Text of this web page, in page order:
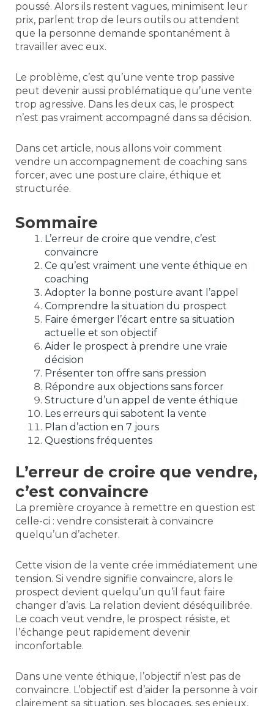
poussé. Alors ils restent vagues, minimisent leur
prix, parlent trop de leurs outils ou attendent
que la personne demande spontanément à
travailler avec eux.
Le problème, c’est qu’une vente trop passive
peut devenir aussi problématique qu’une vente
trop agressive. Dans les deux cas, le prospect
n’est pas vraiment accompagné dans sa décision.
Dans cet article, nous allons voir comment
vendre un accompagnement de coaching sans
forcer, avec une posture claire, éthique et
structurée.
Sommaire
L’erreur de croire que vendre, c’est
convaincre
Ce qu’est vraiment une vente éthique en
coaching
Adopter la bonne posture avant l’appel
Comprendre la situation du prospect
Faire émerger l’écart entre sa situation
actuelle et son objectif
Aider le prospect à prendre une vraie
décision
Présenter ton offre sans pression
Répondre aux objections sans forcer
Structure d’un appel de vente éthique
Les erreurs qui sabotent la vente
Plan d’action en 7 jours
Questions fréquentes
L’erreur de croire que vendre,
c’est convaincre
La première croyance à remettre en question est
celle-ci : vendre consisterait à convaincre
quelqu’un d’acheter.
Cette vision de la vente crée immédiatement une
tension. Si vendre signifie convaincre, alors le
prospect devient quelqu’un qu’il faut faire
changer d’avis. La relation devient déséquilibrée.
Le coach veut vendre, le prospect résiste, et
l’échange peut rapidement devenir
inconfortable.
Dans une vente éthique, l’objectif n’est pas de
convaincre. L’objectif est d’aider la personne à voir
clairement sa situation, ses blocages, ses enjeux,